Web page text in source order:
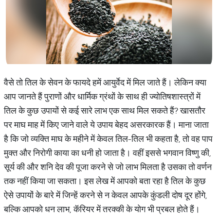
वैसे तो तिल के सेवन के फायदे हमें आयुर्वेद में मिल जाते हैं। लेकिन क्या
आप जानते हैं पुराणों और धार्मिक ग्रंथों के साथ ही ज्योतिषशास्त्रों में
तिल के कुछ उपायों से कई सारे लाभ एक साथ मिल सकते हैं? खासतौर
पर माघ माह में किए जाने वाले ये उपाय बेहद असरकारक हैं। माना जाता
है कि जो व्यक्ति माघ के महीने में केवल तिल-तिल भी कहता है, तो वह पाप
मुक्त और निरोगी काया का धनी हो जाता है। वहीं इससे भगवान विष्णु की,
सूर्य की और शनि देव की पूजा करने से जो लाभ मिलता है उसका तो वर्णन
तक नहीं किया जा सकता। इस लेख में आपको बता रहा है तिल के कुछ
ऐसे उपायों के बारे में जिन्हें करने से न केवल आपके कुंडली दोष दूर होंगे,
बल्कि आपको धन लाभ, कॅरियर में तरक्की के योग भी प्रबल होते हैं।